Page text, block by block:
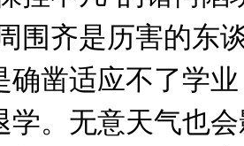
围齐是历害的东
确凿适应不了学
学。无意天气也